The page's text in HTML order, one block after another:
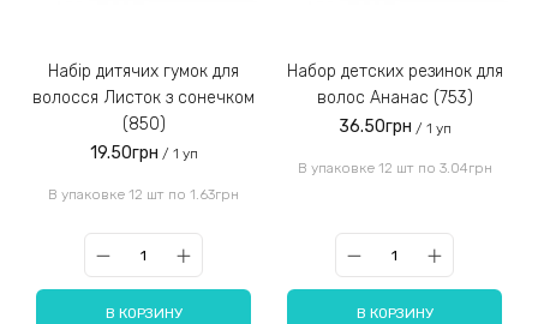
Набір дитячих гумок для
волосся Листок з сонечком
(850)
19.50грн / 1 уп
В упаковке 12 шт по 1.63грн
В КОРЗИНУ
Набор детских резинок для
волос Ананас (753)
36.50грн / 1 уп
В упаковке 12 шт по 3.04грн
В КОРЗИНУ